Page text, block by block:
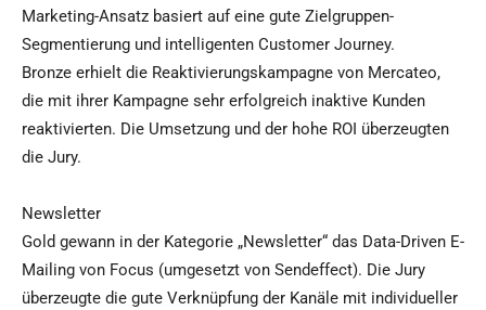
Marketing-Ansatz basiert auf eine gute Zielgruppen-
Segmentierung und intelligenten Customer Journey.
Bronze erhielt die Reaktivierungskampagne von Mercateo,
die mit ihrer Kampagne sehr erfolgreich inaktive Kunden
reaktivierten. Die Umsetzung und der hohe ROI überzeugten
die Jury.
Newsletter
Gold gewann in der Kategorie „Newsletter“ das Data-Driven E-
Mailing von Focus (umgesetzt von Sendeffect). Die Jury
überzeugte die gute Verknüpfung der Kanäle mit individueller